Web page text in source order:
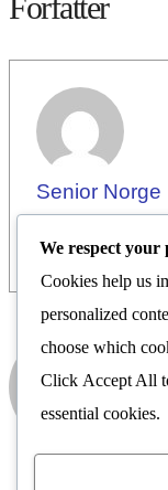
Senior Norge
We respect your
Cookies help us
personalized
choose which
Click Accept All
essential cookies.